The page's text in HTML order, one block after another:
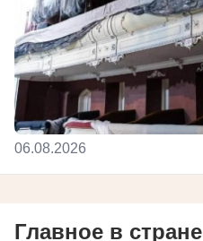
06.08.2026
Главное в стране